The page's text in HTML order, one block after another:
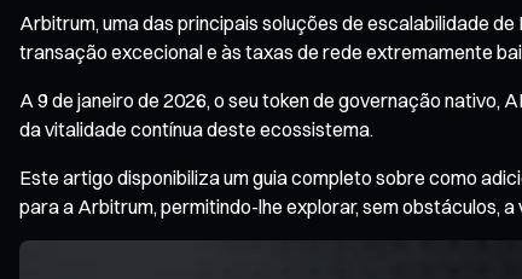
Arbitrum, uma das principais soluções de escalabilidade
transação excecional e às taxas de rede extremamente
A 9 de janeiro de 2026, o seu token de governação nativo,
da vitalidade contínua deste ecossistema.
Este artigo disponibiliza um guia completo sobre como
para a Arbitrum, permitindo-lhe explorar, sem obstáculos,